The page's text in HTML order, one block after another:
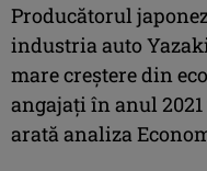
Producătorul
industria auto
mare creştere din
angajaţi în anul
arată analiza